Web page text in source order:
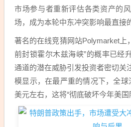
市场参与者重新评估各类资产的
场，成为本轮中东冲突影响最直接
著名的在线竞猜网站Polymarket上
前封锁霍尔木兹海峡”的概率已经
通道的潜在威胁引发投资者密切关
模显示，在最严重的情况下，全
美元左右，这将“彻底破坏今年美国